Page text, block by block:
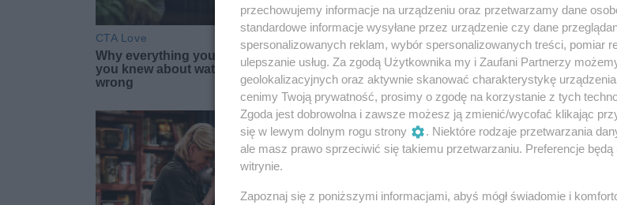
przechowujemy informacje na urządzeniu oraz przetwarzamy dane
standardowe informacje wysyłane przez urządzenie czy dane
spersonalizowanych reklam, wybór spersonalizowanych treści, pomiar
ulepszanie usług. Za zgodą Użytkownika my i Zaufani Partnerzy
geolokalizacyjnych oraz aktywnie skanować charakterystykę
cenimy Twoją prywatność, prosimy o zgodę na korzystanie z tych
Zgoda jest dobrowolna i zawsze możesz ją zmienić/wycofać klikając
się w lewym dolnym rogu strony
. Niektóre rodzaje przetwarzania
ale masz prawo sprzeciwić się takiemu przetwarzaniu. Preferencje będą
witrynie.
Zapoznaj się z poniższymi informacjami, abyś mógł świadomie i